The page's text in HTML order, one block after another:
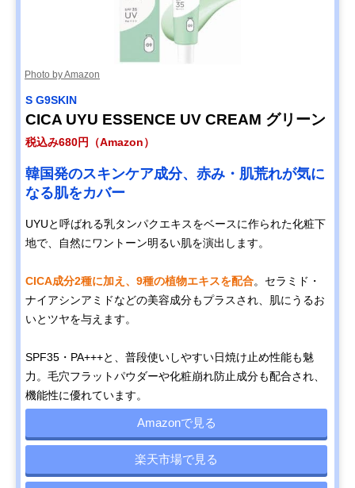
Photo by Amazon
S G9SKIN
CICA UYU ESSENCE UV CREAM グリーン
税込み680円（Amazon）
韓国発のスキンケア成分、赤み・肌荒れが気に
なる肌をカバー
UYUと呼ばれる乳タンパクエキスをベースに作られた化粧下
地で、自然にワントーン明るい肌を演出します。
CICA成分2種に加え、9種の植物エキスを配合。セラミド・
ナイアシンアミドなどの美容成分もプラスされ、肌にうるお
いとツヤを与えます。
SPF35・PA+++と、普段使いしやすい日焼け止め性能も魅
力。毛穴フラットパウダーや化粧崩れ防止成分も配合され、
機能性に優れています。
Amazonで見る
楽天市場で見る